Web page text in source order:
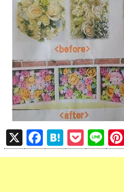
X
F
a
H
at
P
o
Li
n